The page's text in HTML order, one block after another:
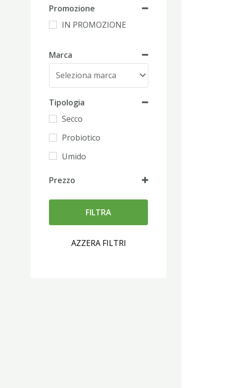
Promozione
IN PROMOZIONE
Marca
Tipologia
Secco
Probiotico
Umido
Prezzo
FILTRA
AZZERA FILTRI